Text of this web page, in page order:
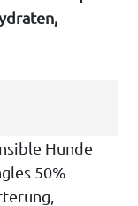
Hunde
50%